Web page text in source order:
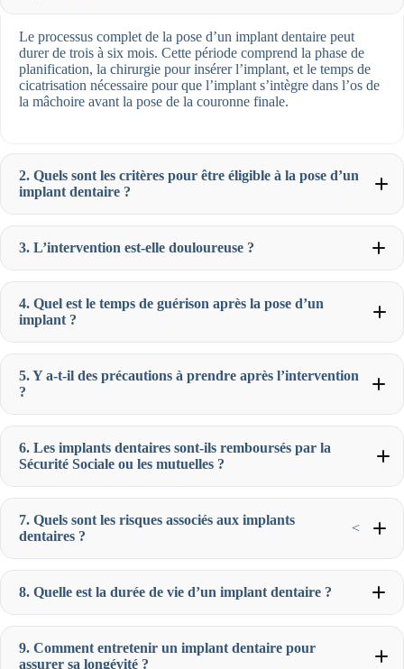
Le processus complet de la pose d’un implant dentaire peut
durer de trois à six mois. Cette période comprend la phase de
planification, la chirurgie pour insérer l’implant, et le temps de
cicatrisation nécessaire pour que l’implant s’intègre dans l’os de
la mâchoire avant la pose de la couronne finale.
2. Quels sont les critères pour être éligible à la pose d’un
implant dentaire ?
3. L’intervention est-elle douloureuse ?
4. Quel est le temps de guérison après la pose d’un
implant ?
5. Y a-t-il des précautions à prendre après l’intervention
?
6. Les implants dentaires sont-ils remboursés par la
Sécurité Sociale ou les mutuelles ?
7. Quels sont les risques associés aux implants
dentaires ?
<
8. Quelle est la durée de vie d’un implant dentaire ?
9. Comment entretenir un implant dentaire pour
assurer sa longévité ?